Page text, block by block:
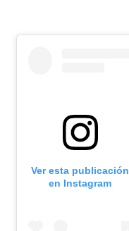
Ver esta publicación
en Instagram